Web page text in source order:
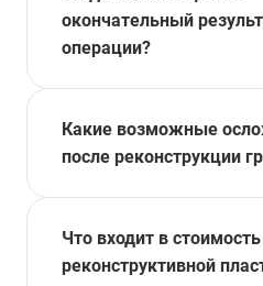
окончательный
операции?
Какие возможные
после реконструкции
Что входит в стоимость
реконструктивной